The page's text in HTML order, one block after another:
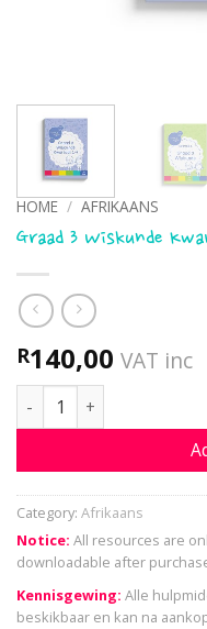
HOME / AFRIKAANS
Graad 3 Wiskunde
R140,00 VAT inc
Graad 3 Wiskunde
Category: Afrikaans
Notice: All resources are
downloadable after
Kennisgewing: Alle
beskikbaar en kan na